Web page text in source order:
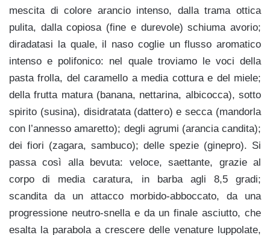
mescita di colore arancio intenso, dalla trama ottica
pulita, dalla copiosa (fine e durevole) schiuma avorio;
diradatasi la quale, il naso coglie un flusso aromatico
intenso e polifonico: nel quale troviamo le voci della
pasta frolla, del caramello a media cottura e del miele;
della frutta matura (banana, nettarina, albicocca), sotto
spirito (susina), disidratata (dattero) e secca (mandorla
con l’annesso amaretto); degli agrumi (arancia candita);
dei fiori (zagara, sambuco); delle spezie (ginepro). Si
passa così alla bevuta: veloce, saettante, grazie al
corpo di media caratura, in barba agli 8,5 gradi;
scandita da un attacco morbido-abboccato, da una
progressione neutro-snella e da un finale asciutto, che
esalta la parabola a crescere delle venature luppolate,